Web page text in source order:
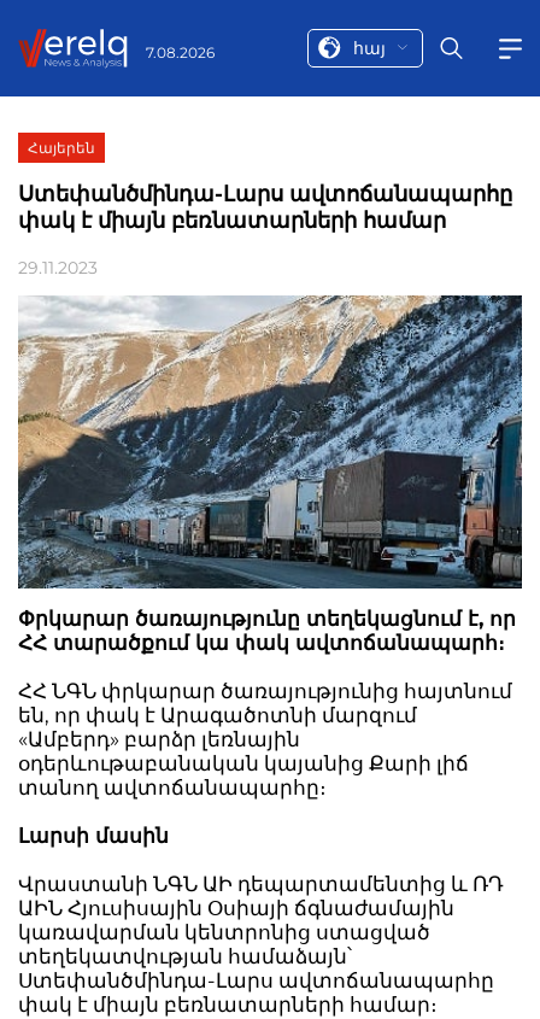
7.08.2026 հայ
Հայերեն
Ստեփանծմինդա-Լարս ավտոճանապարհը
փակ է միայն բեռնատարների համար
29.11.2023
Փրկարար ծառայությունը տեղեկացնում է, որ
ՀՀ տարածքում կա փակ ավտոճանապարհ։
ՀՀ ՆԳՆ փրկարար ծառայությունից հայտնում
են, որ փակ է Արագածոտնի մարզում
«Ամբերդ» բարձր լեռնային
օդերևութաբանական կայանից Քարի լիճ
տանող ավտոճանապարհը։
Լարսի մասին
Վրաստանի ՆԳՆ ԱԻ դեպարտամենտից և ՌԴ
ԱԻՆ Հյուսիսային Օսիայի ճգնաժամային
կառավարման կենտրոնից ստացված
տեղեկատվության համաձայն՝
Ստեփանծմինդա-Լարս ավտոճանապարհը
փակ է միայն բեռնատարների համար։